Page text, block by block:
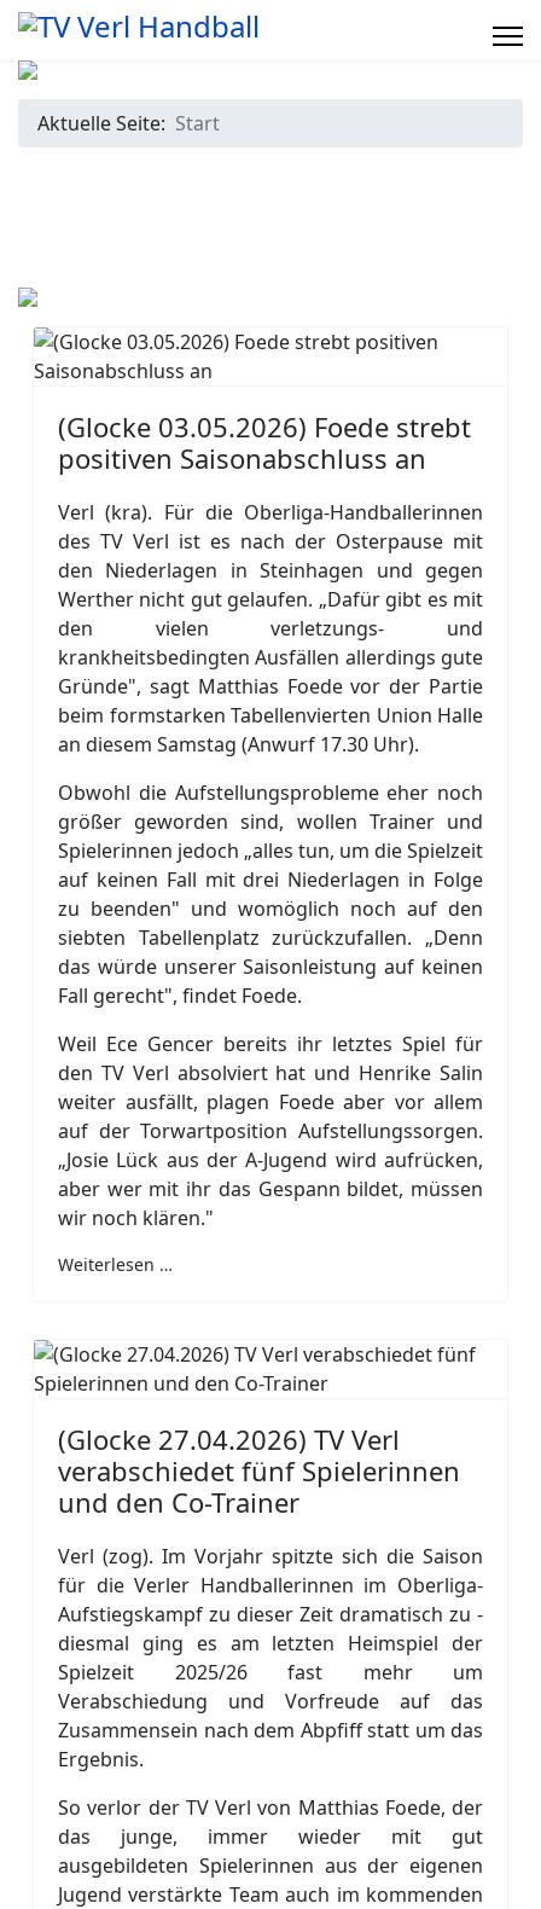
Aktuelle Seite: Start
(Glocke 03.05.2026) Foede strebt
positiven Saisonabschluss an
Verl (kra). Für die Oberliga-Handballerinnen
des TV Verl ist es nach der Osterpause mit
den Niederlagen in Steinhagen und gegen
Werther nicht gut gelaufen. „Dafür gibt es mit
den vielen verletzungs- und
krankheitsbedingten Ausfällen allerdings gute
Gründe", sagt Matthias Foede vor der Partie
beim formstarken Tabellenvierten Union Halle
an diesem Samstag (Anwurf 17.30 Uhr).
Obwohl die Aufstellungsprobleme eher noch
größer geworden sind, wollen Trainer und
Spielerinnen jedoch „alles tun, um die Spielzeit
auf keinen Fall mit drei Niederlagen in Folge
zu beenden" und womöglich noch auf den
siebten Tabellenplatz zurückzufallen. „Denn
das würde unserer Saisonleistung auf keinen
Fall gerecht", findet Foede.
Weil Ece Gencer bereits ihr letztes Spiel für
den TV Verl absolviert hat und Henrike Salin
weiter ausfällt, plagen Foede aber vor allem
auf der Torwartposition Aufstellungssorgen.
„Josie Lück aus der A-Jugend wird aufrücken,
aber wer mit ihr das Gespann bildet, müssen
wir noch klären."
Weiterlesen …
(Glocke 27.04.2026) TV Verl
verabschiedet fünf Spielerinnen
und den Co-Trainer
Verl (zog). Im Vorjahr spitzte sich die Saison
für die Verler Handballerinnen im Oberliga-
Aufstiegskampf zu dieser Zeit dramatisch zu -
diesmal ging es am letzten Heimspiel der
Spielzeit 2025/26 fast mehr um
Verabschiedung und Vorfreude auf das
Zusammensein nach dem Abpfiff statt um das
Ergebnis.
So verlor der TV Verl von Matthias Foede, der
das junge, immer wieder mit gut
ausgebildeten Spielerinnen aus der eigenen
Jugend verstärkte Team auch im kommenden